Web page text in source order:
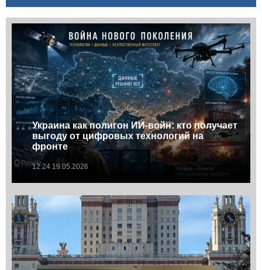
Украина как полигон ИИ-войн: кто получает
выгоду от цифровых технологий на
фронте
12:24 19.05.2026